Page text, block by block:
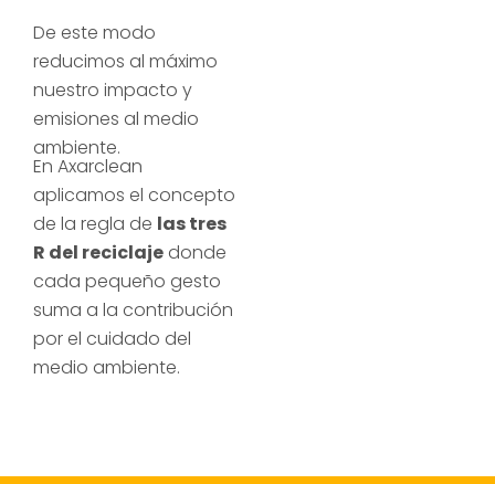
De este modo
reducimos al máximo
nuestro impacto y
emisiones al medio
ambiente.
En Axarclean
aplicamos el concepto
de la regla de las tres
R del reciclaje donde
cada pequeño gesto
suma a la contribución
por el cuidado del
medio ambiente.